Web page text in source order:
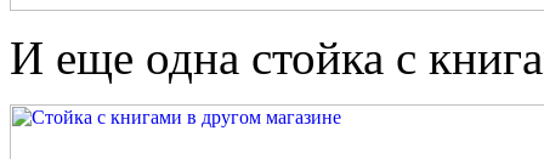
И еще одна стойка с